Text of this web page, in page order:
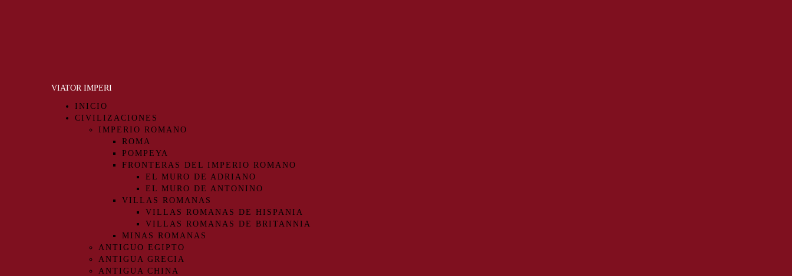
VIATOR IMPERI
INICIO
CIVILIZACIONES
IMPERIO ROMANO
ROMA
POMPEYA
FRONTERAS DEL IMPERIO ROMANO
EL MURO DE ADRIANO
EL MURO DE ANTONINO
VILLAS ROMANAS
VILLAS ROMANAS DE HISPANIA
VILLAS ROMANAS DE BRITANNIA
MINAS ROMANAS
ANTIGUO EGIPTO
ANTIGUA GRECIA
ANTIGUA CHINA